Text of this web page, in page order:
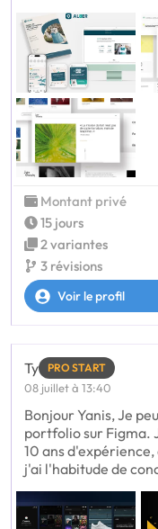
Montant privé
15 jours
2 variantes
3 révisions
Voir le profil
Ty PRO START
08 juillet à 13:40
Bonjour Yanis, Je
portfolio sur Figma.
10 ans d'expérience,
j'ai l'habitude de